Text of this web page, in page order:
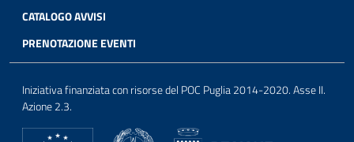
CATALOGO AVVISI
PRENOTAZIONE EVENTI
Iniziativa finanziata con risorse del POC Puglia 2014-2020. Asse II.
Azione 2.3.